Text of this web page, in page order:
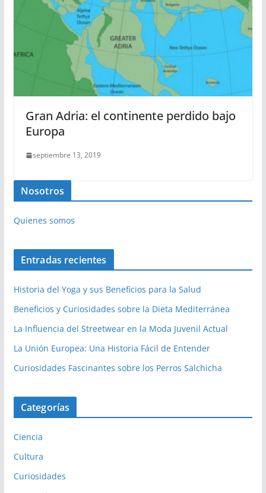
Gran Adria: el continente perdido bajo
Europa
septiembre 13, 2019
Nosotros
Quienes somos
Entradas recientes
Historia del Yoga y sus Beneficios para la Salud
Beneficios y Curiosidades sobre la Dieta Mediterránea
La Influencia del Streetwear en la Moda Juvenil Actual
La Unión Europea: Una Historia Fácil de Entender
Curiosidades Fascinantes sobre los Perros Salchicha
Categorías
Ciencia
Cultura
Curiosidades